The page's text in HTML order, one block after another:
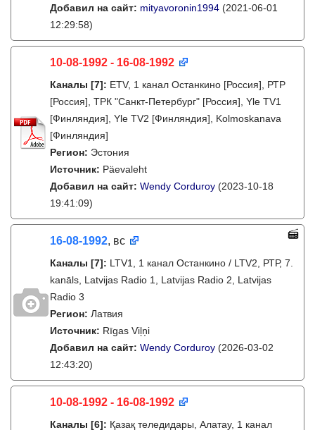
Добавил на сайт: mityavoronin1994 (2021-06-01
12:29:58)
10-08-1992 - 16-08-1992
Каналы [7]: ETV, 1 канал Останкино [Россия], РТР
[Россия], ТРК "Санкт-Петербург" [Россия], Yle TV1
[Финляндия], Yle TV2 [Финляндия], Kolmoskanava
[Финляндия]
Регион: Эстония
Источник: Päevaleht
Добавил на сайт: Wendy Corduroy (2023-10-18
19:41:09)
16-08-1992, вс
Каналы [7]: LTV1, 1 канал Останкино / LTV2, РТР, 7.
kanāls, Latvijas Radio 1, Latvijas Radio 2, Latvijas
Radio 3
Регион: Латвия
Источник: Rīgas Viļņi
Добавил на сайт: Wendy Corduroy (2026-03-02
12:43:20)
10-08-1992 - 16-08-1992
Каналы [6]: Қазақ теледидары, Алатау, 1 канал